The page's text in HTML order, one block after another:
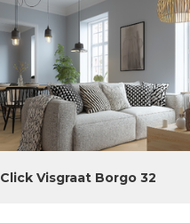
Click Visgraat Borgo 32